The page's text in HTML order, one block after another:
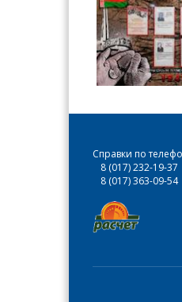
Справки по
8 (017) 232-19-37
8 (017) 363-09-54